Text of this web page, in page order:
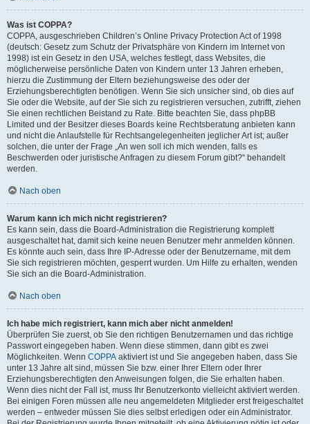
Was ist COPPA?
COPPA, ausgeschrieben Children’s Online Privacy Protection Act of 1998
(deutsch: Gesetz zum Schutz der Privatsphäre von Kindern im Internet von
1998) ist ein Gesetz in den USA, welches festlegt, dass Websites, die
möglicherweise persönliche Daten von Kindern unter 13 Jahren erheben,
hierzu die Zustimmung der Eltern beziehungsweise des oder der
Erziehungsberechtigten benötigen. Wenn Sie sich unsicher sind, ob dies auf
Sie oder die Website, auf der Sie sich zu registrieren versuchen, zutrifft, ziehen
Sie einen rechtlichen Beistand zu Rate. Bitte beachten Sie, dass phpBB
Limited und der Besitzer dieses Boards keine Rechtsberatung anbieten kann
und nicht die Anlaufstelle für Rechtsangelegenheiten jeglicher Art ist; außer
solchen, die unter der Frage „An wen soll ich mich wenden, falls es
Beschwerden oder juristische Anfragen zu diesem Forum gibt?“ behandelt
werden.
Nach oben
Warum kann ich mich nicht registrieren?
Es kann sein, dass die Board-Administration die Registrierung komplett
ausgeschaltet hat, damit sich keine neuen Benutzer mehr anmelden können.
Es könnte auch sein, dass Ihre IP-Adresse oder der Benutzername, mit dem
Sie sich registrieren möchten, gesperrt wurden. Um Hilfe zu erhalten, wenden
Sie sich an die Board-Administration.
Nach oben
Ich habe mich registriert, kann mich aber nicht anmelden!
Überprüfen Sie zuerst, ob Sie den richtigen Benutzernamen und das richtige
Passwort eingegeben haben. Wenn diese stimmen, dann gibt es zwei
Möglichkeiten. Wenn COPPA aktiviert ist und Sie angegeben haben, dass Sie
unter 13 Jahre alt sind, müssen Sie bzw. einer Ihrer Eltern oder Ihrer
Erziehungsberechtigten den Anweisungen folgen, die Sie erhalten haben.
Wenn dies nicht der Fall ist, muss Ihr Benutzerkonto vielleicht aktiviert werden.
Bei einigen Foren müssen alle neu angemeldeten Mitglieder erst freigeschaltet
werden – entweder müssen Sie dies selbst erledigen oder ein Administrator.